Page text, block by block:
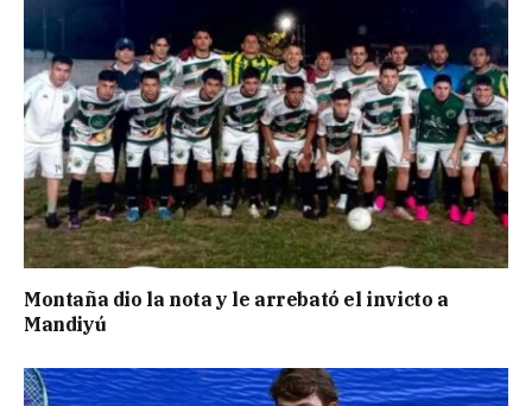
Montaña dio la nota y le arrebató el invicto a
Mandiyú